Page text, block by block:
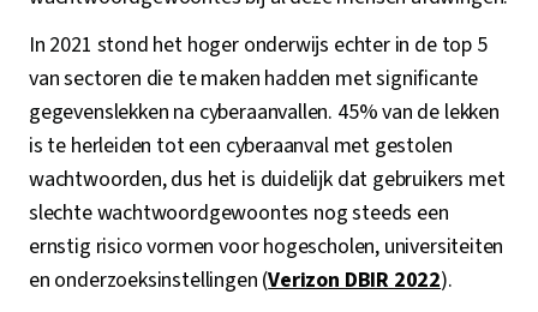
In 2021 stond het hoger onderwijs echter in de top 5
van sectoren die te maken hadden met significante
gegevenslekken na cyberaanvallen. 45% van de lekken
is te herleiden tot een cyberaanval met gestolen
wachtwoorden, dus het is duidelijk dat gebruikers met
slechte wachtwoordgewoontes nog steeds een
ernstig risico vormen voor hogescholen, universiteiten
en onderzoeksinstellingen (Verizon DBIR 2022).